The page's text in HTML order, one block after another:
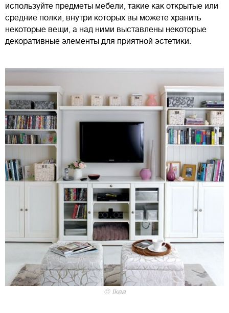
используйте предметы мебели, такие как открытые или
средние полки, внутри которых вы можете хранить
некоторые вещи, а над ними выставлены некоторые
декоративные элементы для приятной эстетики.
© Ikea